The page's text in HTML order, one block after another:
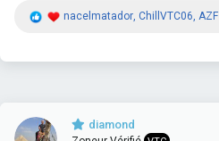
R
nacelmatador, ChillVTC06, AZF
diamond